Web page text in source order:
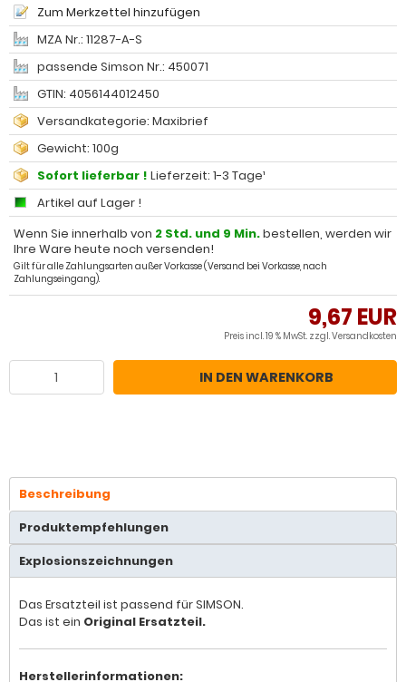
Zum Merkzettel hinzufügen
MZA Nr.: 11287-A-S
passende Simson Nr.: 450071
GTIN: 4056144012450
Versandkategorie: Maxibrief
Gewicht: 100g
Sofort lieferbar ! Lieferzeit: 1-3 Tage¹
Artikel auf Lager !
Wenn Sie innerhalb von 2 Std. und 9 Min.bestellen, werden wir
Ihre Ware heute noch versenden!
Gilt für alle Zahlungsarten außer Vorkasse (Versand bei Vorkasse, nach
Zahlungseingang).
9,67 EUR
Preis incl. 19 % MwSt. zzgl.Versandkosten
IN DEN WARENKORB
Beschreibung
Produktempfehlungen
Explosionszeichnungen
Das Ersatzteil ist passend für SIMSON.
Das ist ein Original Ersatzteil.
Herstellerinformationen: